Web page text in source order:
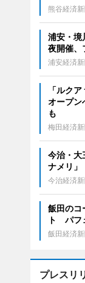
熊谷経済
浦安・境
夜開催、
浦安経済
「ルク
オープ
も
梅田経済
今治・大
ナメリ
今治経済
飯田のコ
ト パフ
飯田経済
プレスリ